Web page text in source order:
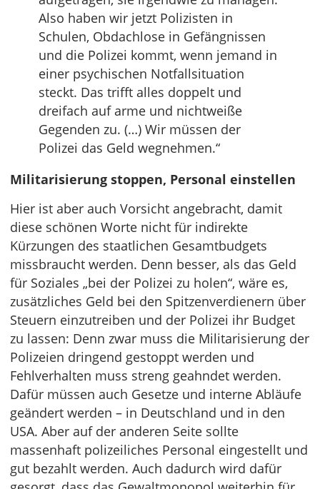
Also haben wir jetzt Polizisten in
Schulen, Obdachlose in Gefängnissen
und die Polizei kommt, wenn jemand in
einer psychischen Notfallsituation
steckt. Das trifft alles doppelt und
dreifach auf arme und nichtweiße
Gegenden zu. (…) Wir müssen der
Polizei das Geld wegnehmen.“
Militarisierung stoppen, Personal einstellen
Hier ist aber auch Vorsicht angebracht, damit
diese schönen Worte nicht für indirekte
Kürzungen des staatlichen Gesamtbudgets
missbraucht werden. Denn besser, als das Geld
für Soziales „bei der Polizei zu holen“, wäre es,
zusätzliches Geld bei den Spitzenverdienern über
Steuern einzutreiben und der Polizei ihr Budget
zu lassen: Denn zwar muss die Militarisierung der
Polizeien dringend gestoppt werden und
Fehlverhalten muss streng geahndet werden.
Dafür müssen auch Gesetze und interne Abläufe
geändert werden – in Deutschland und in den
USA. Aber auf der anderen Seite sollte
massenhaft polizeiliches Personal eingestellt und
gut bezahlt werden. Auch dadurch wird dafür